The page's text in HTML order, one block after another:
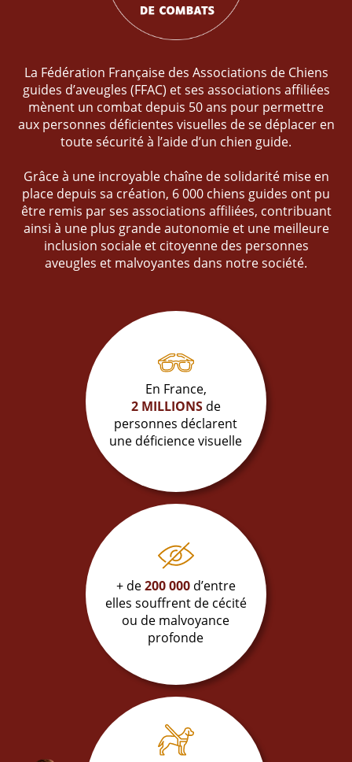
La Fédération Française des Associations de Chiens
guides d’aveugles (FFAC) et ses associations affiliées
mènent un combat depuis 50 ans pour permettre
aux personnes déficientes visuelles de se déplacer en
toute sécurité à l’aide d’un chien guide.
Grâce à une incroyable chaîne de solidarité mise en
place depuis sa création, 6 000 chiens guides ont pu
être remis par ses associations affiliées, contribuant
ainsi à une plus grande autonomie et une meilleure
inclusion sociale et citoyenne des personnes
aveugles et malvoyantes dans notre société.
En France,
2 MILLIONSde
personnes déclarent
une déficience visuelle
+ de200 000d’entre
elles souffrent de cécité
ou de malvoyance
profonde